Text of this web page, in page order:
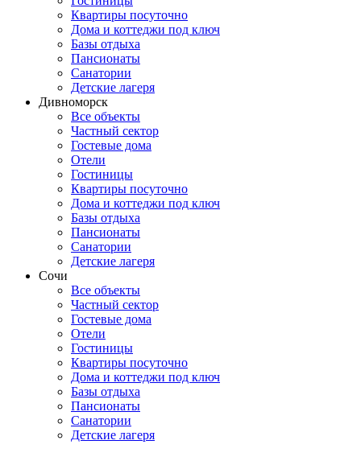
Квартиры посуточно
Дома и коттеджи под ключ
Базы отдыха
Пансионаты
Санатории
Детские лагеря
Дивноморск
Все объекты
Частный сектор
Гостевые дома
Отели
Гостиницы
Квартиры посуточно
Дома и коттеджи под ключ
Базы отдыха
Пансионаты
Санатории
Детские лагеря
Сочи
Все объекты
Частный сектор
Гостевые дома
Отели
Гостиницы
Квартиры посуточно
Дома и коттеджи под ключ
Базы отдыха
Пансионаты
Санатории
Детские лагеря